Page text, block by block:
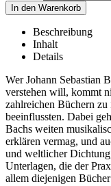
Beschreibung
Inhalt
Details
Wer Johann Sebastian
verstehen will, kommt
zahlreichen Büchern zu
beeinflussten. Dabei
Bachs weiten
erklären vermag, und
und weltlicher
Unterlagen, die der
allem diejenigen